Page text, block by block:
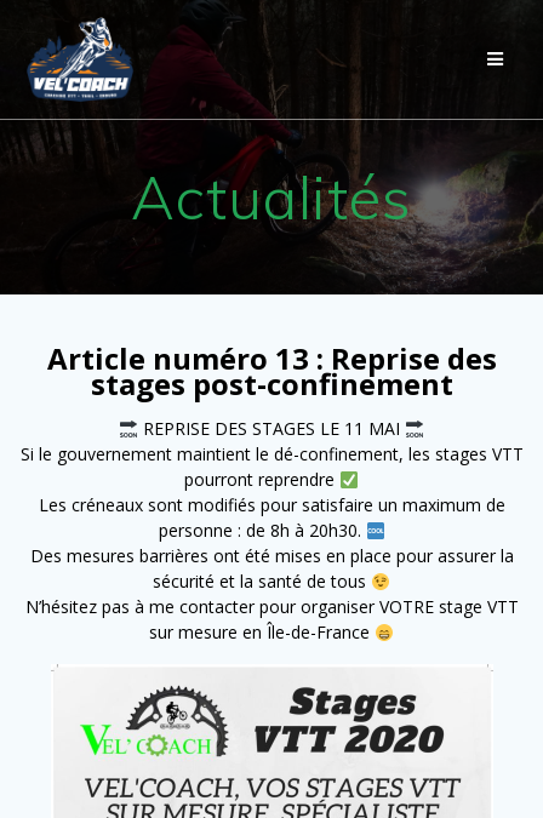
Actualités
Article numéro 13 : Reprise des
stages post-confinement
REPRISE DES STAGES LE 11 MAI
Si le gouvernement maintient le dé-confinement, les stages VTT
pourront reprendre
Les créneaux sont modifiés pour satisfaire un maximum de
personne : de 8h à 20h30.
Des mesures barrières ont été mises en place pour assurer la
sécurité et la santé de tous
N’hésitez pas à me contacter pour organiser VOTRE stage VTT
sur mesure en Île-de-France